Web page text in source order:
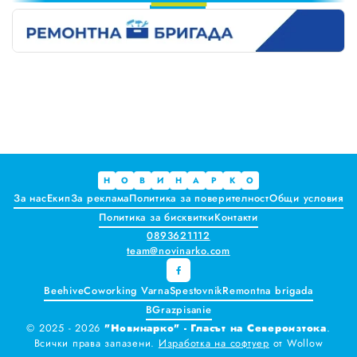
Шумен
Търговище
Добрич
Как да постъпваме с близките, които не ни ценят
1
2
9
Н О В И Н А Р К О
За насЕкипЗа рекламаПолитика за поверителностОбщи условия
Политика за бисквиткиКонтакти
0893621112
team@novinarko.com
BeehiveCoworking VarnaSpestovnikRemontna brigada
BGrazpisanie
© 2025 - 2026 "Новинарко" - Гласът на Североизтока.
Всички права запазени. Изработка на софтуер от Wollow